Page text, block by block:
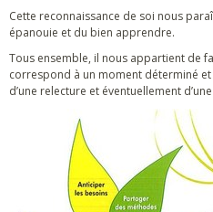
Cette reconnaissance de soi nous
épanouie et du bien apprendre.
Tous ensemble, il nous appartient de
correspond à un moment déterminé
d’une relecture et éventuellement